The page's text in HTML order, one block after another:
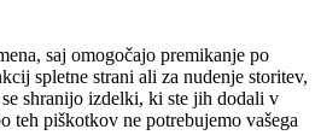
saj omogočajo premikanje po
spletne strani ali za nudenje storitev,
shranijo izdelki, ki ste jih dodali v
teh piškotkov ne potrebujemo vašega